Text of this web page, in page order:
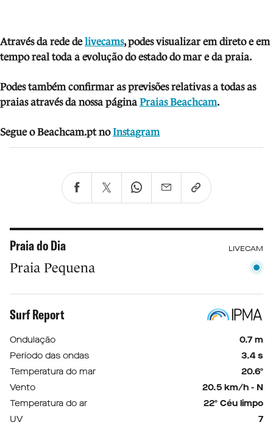
Através da rede delivecams, podes visualizar em direto e em
tempo real toda a evolução do estado do mar e da praia.
Podes também confirmar as previsões relativas a todas as
praias através da nossa páginaPraias Beachcam.
Segue o Beachcam.pt no Instagram
Praia do Dia LIVECAM
Praia Pequena
Surf Report
Ondulação
0.7 m
Período das ondas
3.4 s
Temperatura do mar
20.6º
Vento
20.5 km/h - N
Temperatura do ar
22º Céu limpo
UV
7